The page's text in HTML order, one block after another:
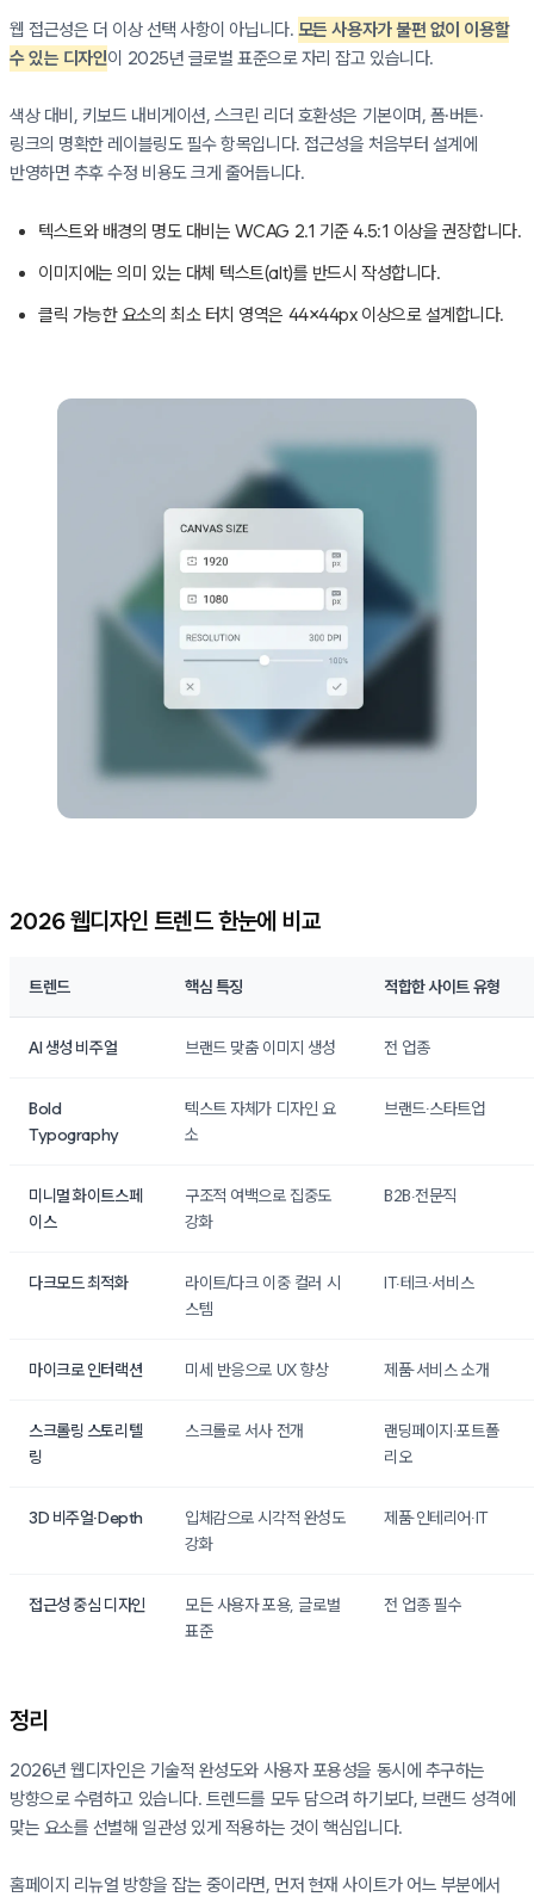
웹 접근성은 더 이상 선택 사항이 아닙니다. 모든 사용자가 불편 없이 이용할
수 있는 디자인이 2025년 글로벌 표준으로 자리 잡고 있습니다.
색상 대비, 키보드 내비게이션, 스크린 리더 호환성은 기본이며, 폼·버튼·
링크의 명확한 레이블링도 필수 항목입니다. 접근성을 처음부터 설계에
반영하면 추후 수정 비용도 크게 줄어듭니다.
텍스트와 배경의 명도 대비는 WCAG 2.1 기준 4.5:1 이상을 권장합니다.
이미지에는 의미 있는 대체 텍스트(alt)를 반드시 작성합니다.
클릭 가능한 요소의 최소 터치 영역은 44×44px 이상으로 설계합니다.
2026 웹디자인 트렌드 한눈에 비교
트렌드 핵심 특징 적합한 사이트 유형
AI 생성 비주얼 브랜드 맞춤 이미지 생성 전 업종
Bold
Typography
텍스트 자체가 디자인 요
소
브랜드·스타트업
미니멀 화이트스페
이스
구조적 여백으로 집중도
강화
B2B·전문직
다크모드 최적화
라이트/다크 이중 컬러 시
스템
IT·테크·서비스
마이크로 인터랙션 미세 반응으로 UX 향상 제품·서비스 소개
스크롤링 스토리텔
링
스크롤로 서사 전개
랜딩페이지·포트폴
리오
3D 비주얼·Depth
입체감으로 시각적 완성도
강화
제품·인테리어·IT
접근성 중심 디자인
모든 사용자 포용, 글로벌
표준
전 업종 필수
정리
2026년 웹디자인은 기술적 완성도와 사용자 포용성을 동시에 추구하는
방향으로 수렴하고 있습니다. 트렌드를 모두 담으려 하기보다, 브랜드 성격에
맞는 요소를 선별해 일관성 있게 적용하는 것이 핵심입니다.
홈페이지 리뉴얼 방향을 잡는 중이라면, 먼저 현재 사이트가 어느 부분에서